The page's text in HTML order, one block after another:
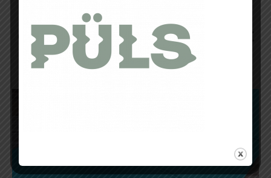
STANDARD, MINI et BALL
comme solution polyvalent
d’auto-massage